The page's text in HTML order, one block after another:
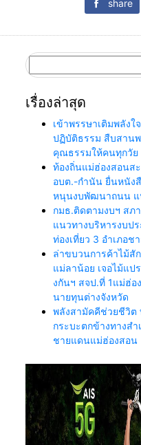
share
สำหรับ:
เรื่องล่าสุด
เข้าพรรษาเติมพลัง
ปฏิบัติธรรม สืบสาน
คุณธรรมให้คนทุกวัย
ท้องถิ่นแม่ฮ่องสอนส
อบต.-กำนัน ยื่นหนัง
หนุนงบพัฒนาถนน แ
กมธ.ติดตามงบฯ สภ
แนวทางบริหารงบ
ท่องเที่ยว 3 อำเภอช
ล่าขบวนการค้าไม้สั
แม่ลาน้อย เจอไม้แ
งกันฯ สจป.ที่ 1แม่ฮ่อ
นายทุนต่างจังหวัด
พลังสามัคคีช่วยชีวิต
กระบะตกข้างทางส
ชายแดนแม่ฮ่องสอน